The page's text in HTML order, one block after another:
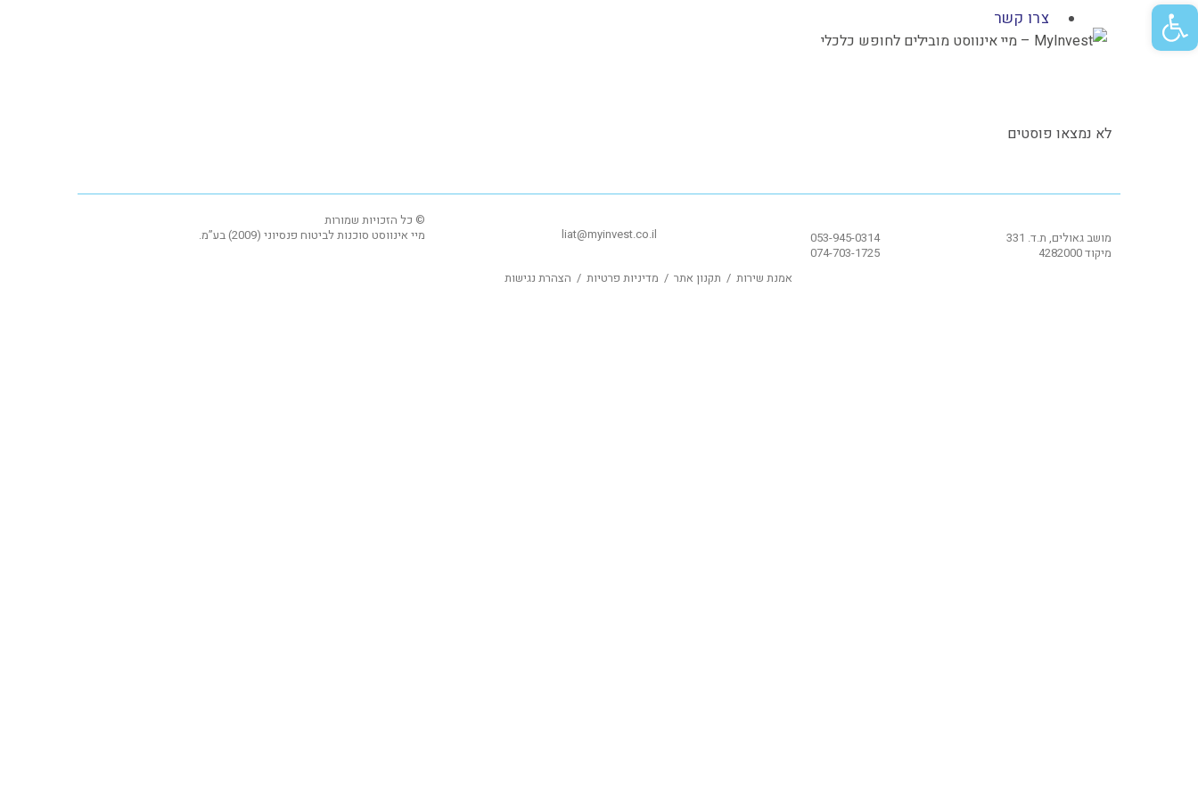
צרו קשר
לא נמצאו פוסטים
מושב גאולים, ת.ד. 331
מיקוד 4282000
053-945-0314
074-703-1725
liat@myinvest.co.il
© כל הזכויות שמורות
מיי אינווסט סוכנות לביטוח פנסיוני (2009) בע”מ.
אמנת שירות / תקנון אתר / מדיניות פרטיות / הצהרת נגישות
פתח סרגל נגישות